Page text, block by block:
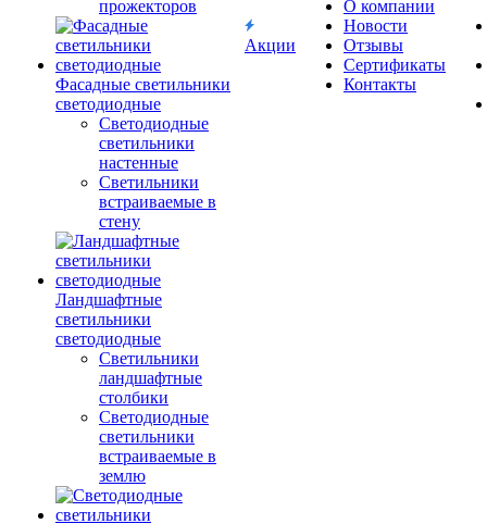
прожекторов
Фасадные светильники
светодиодные
Светодиодные
светильники
настенные
Светильники
встраиваемые в
стену
Ландшафтные
светильники
светодиодные
Светильники
ландшафтные
столбики
Светодиодные
светильники
встраиваемые в
землю
Акции
О компании
Новости
Отзывы
Сертификаты
Контакты